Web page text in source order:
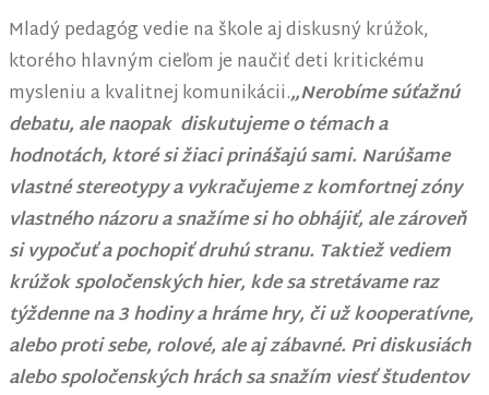
Mladý pedagóg vedie na škole aj diskusný krúžok,
ktorého hlavným cieľom je naučiť deti kritickému
mysleniu a kvalitnej komunikácii.„Nerobíme súťažnú
debatu, ale naopak diskutujeme o témach a
hodnotách, ktoré si žiaci prinášajú sami. Narúšame
vlastné stereotypy a vykračujeme z komfortnej zóny
vlastného názoru a snažíme si ho obhájiť, ale zároveň
si vypočuť a pochopiť druhú stranu. Taktiež vediem
krúžok spoločenských hier, kde sa stretávame raz
týždenne na 3 hodiny a hráme hry, či už kooperatívne,
alebo proti sebe, rolové, ale aj zábavné. Pri diskusiách
alebo spoločenských hrách sa snažím viesť študentov